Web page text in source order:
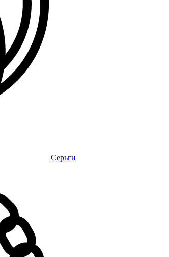
Серьги